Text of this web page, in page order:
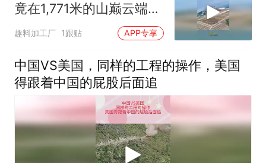
竟在1,771米的山巅云端，
架起超级机场
趣料加工厂 1跟贴 APP专享
中国VS美国，同样的工程的操作，美国
得跟着中国的屁股后面追